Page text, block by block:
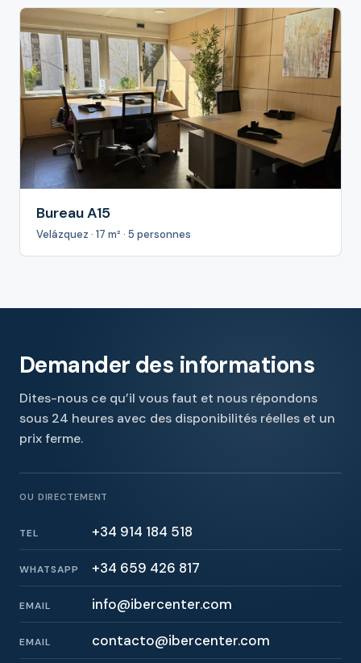
Bureau A15
Velázquez · 17 m² · 5 personnes
Demander des informations
Dites-nous ce qu’il vous faut et nous répondons
sous 24 heures avec des disponibilités réelles et un
prix ferme.
OU DIRECTEMENT
TEL +34 914 184 518
WHATSAPP +34 659 426 817
EMAIL info@ibercenter.com
EMAIL contacto@ibercenter.com